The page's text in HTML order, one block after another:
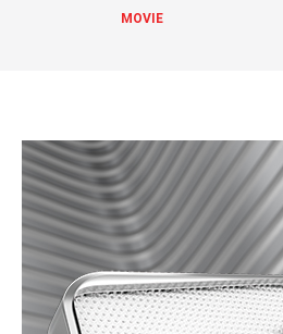
Indonesia!
MOVIE